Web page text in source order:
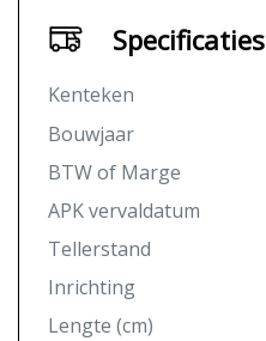
Specificaties
Kenteken
Bouwjaar
BTW of Marge
APK vervaldatum
Tellerstand
Inrichting
Lengte (cm)